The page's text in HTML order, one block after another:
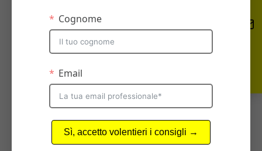
Trovare un insight quindi di base
significa in parte spiegare il
comportamento di diverse
personeattraverso un’unica
motivazione.
Come si trovano gli insight? Beh,